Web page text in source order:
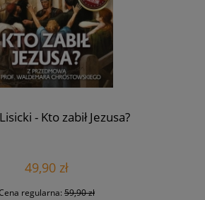
- Kto zabił Jezusa?
49,90 zł
regularna: 59,90 zł